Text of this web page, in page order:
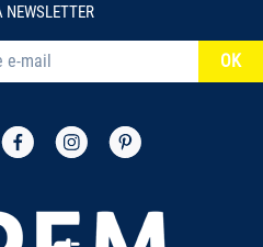
NEWSLETTER